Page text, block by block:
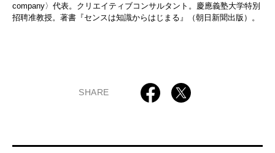
company〉代表。クリエイティブコンサルタント。慶應義塾大学特別
招聘准教授。著書『センスは知識からはじまる』（朝日新聞出版）。
SHARE